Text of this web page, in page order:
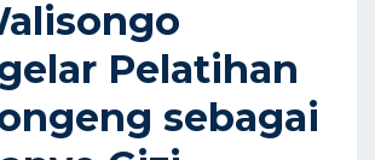
Pelatihan
sebagai